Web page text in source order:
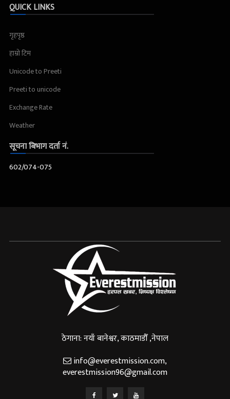
QUICK LINKS
गृहपृष्ठ
हाम्रो टिम
Unicode to Preeti
Preeti to unicode
Exchange Rate
Weather
सूचना बिभाग दर्ता नं.
602/074-075
ठेगाना: नयाँ बानेश्वर, काठमाडौँ ,नेपाल
info@everestmission.com,
everestmission96@gmail.com